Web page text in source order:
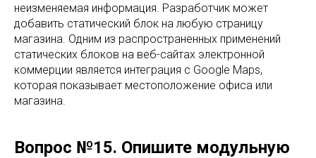
неизменяемая информация. Разработчик может
добавить статический блок на любую страницу
магазина. Одним из распространенных применений
статических блоков на веб-сайтах электронной
коммерции является интеграция с Google Maps,
которая показывает местоположение офиса или
магазина.
Вопрос №15. Опишите модульную